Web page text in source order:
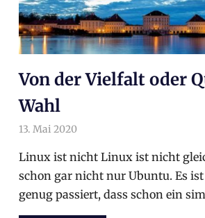
Von der Vielfalt oder
Wahl
13. Mai 2020
Linux ist nicht Linux ist nicht
schon gar nicht nur Ubuntu. Es
genug passiert, dass schon ein